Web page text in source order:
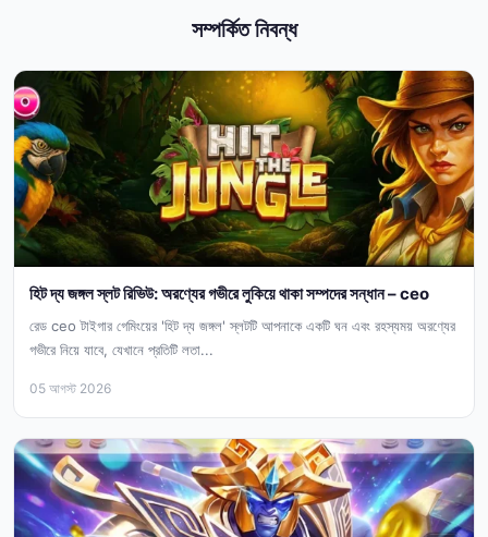
সম্পর্কিত নিবন্ধ
হিট দ্য জঙ্গল স্লট রিভিউ: অরণ্যের গভীরে লুকিয়ে থাকা সম্পদের সন্ধান – ceo
রেড ceo টাইগার গেমিংয়ের 'হিট দ্য জঙ্গল' স্লটটি আপনাকে একটি ঘন এবং রহস্যময় অরণ্যের
গভীরে নিয়ে যাবে, যেখানে প্রতিটি লতা...
05 আগস্ট 2026